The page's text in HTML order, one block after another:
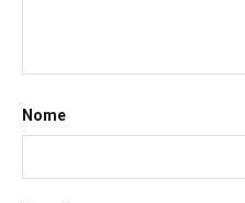
Nome